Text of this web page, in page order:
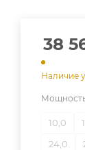
38
Наличие
10,0
24,0